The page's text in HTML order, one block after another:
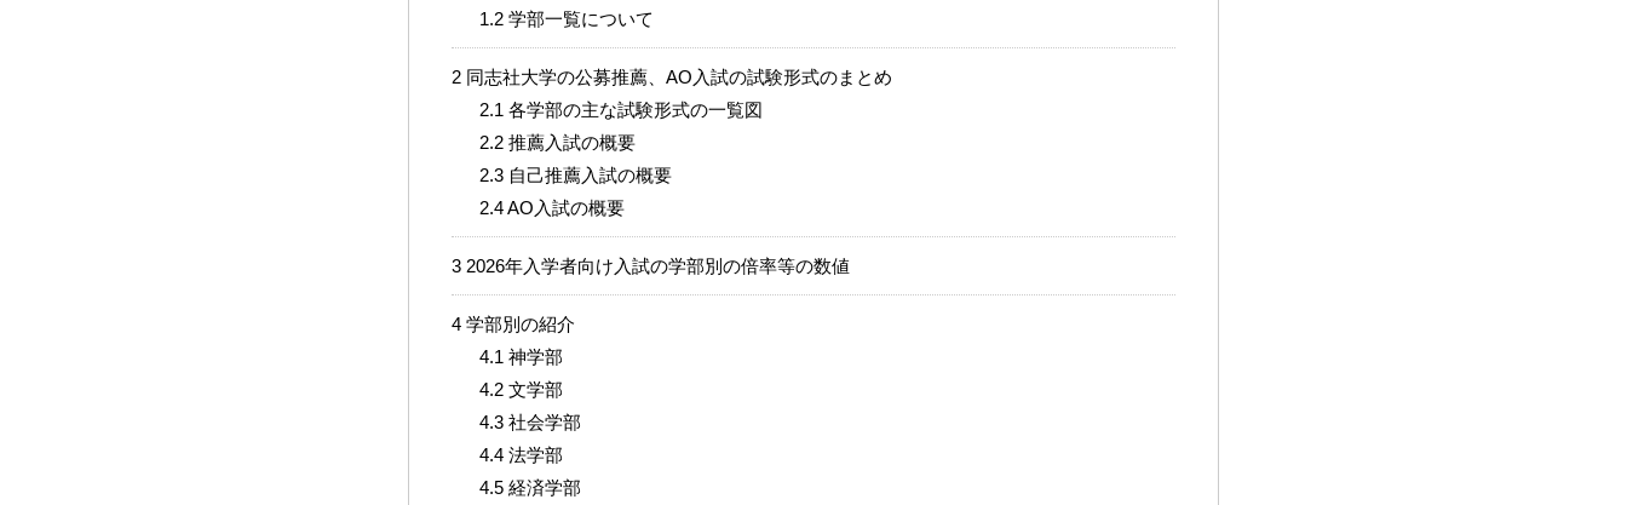
1.2学部一覧について
2 同志社大学の公募推薦、AO入試の試験形式のまとめ
2.1 各学部の主な試験形式の一覧図
2.2推薦入試の概要
2.3自己推薦入試の概要
2.4AO入試の概要
3 2026年入学者向け入試の学部別の倍率等の数値
4 学部別の紹介
4.1 神学部
4.2文学部
4.3社会学部
4.4法学部
4.5経済学部